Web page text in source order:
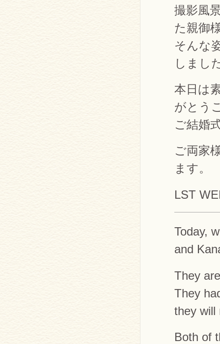
撮影風
た親御
そんな
しまし
本日は
がとう
ご結婚
ご両家
ます。
LST
Today,
and
They
They
they will
Both of